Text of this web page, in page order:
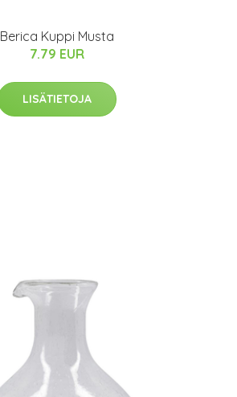
Berica Kuppi Musta
7.79 EUR
LISÄTIETOJA